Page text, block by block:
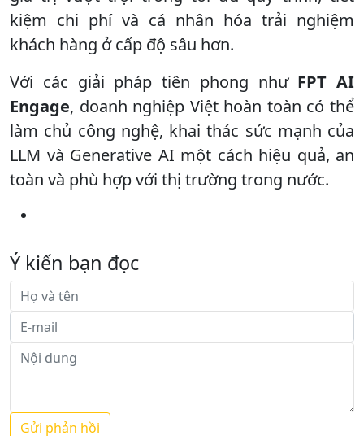
kiệm chi phí và cá nhân hóa trải nghiệm
khách hàng ở cấp độ sâu hơn.
Với các giải pháp tiên phong như FPT AI
Engage, doanh nghiệp Việt hoàn toàn có thể
làm chủ công nghệ, khai thác sức mạnh của
LLM và Generative AI một cách hiệu quả, an
toàn và phù hợp với thị trường trong nước.
Ý kiến bạn đọc